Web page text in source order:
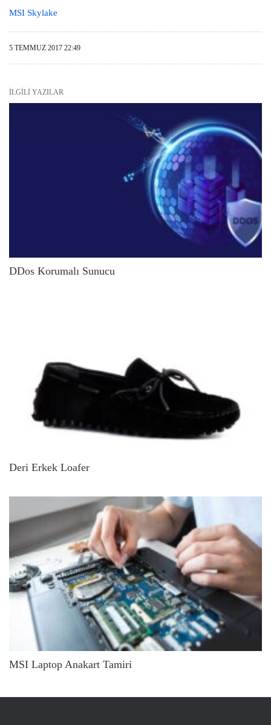
MSI Skylake
5 TEMMUZ 2017 22:49
İLGILI YAZILAR
DDos Korumalı Sunucu
Deri Erkek Loafer
MSI Laptop Anakart Tamiri